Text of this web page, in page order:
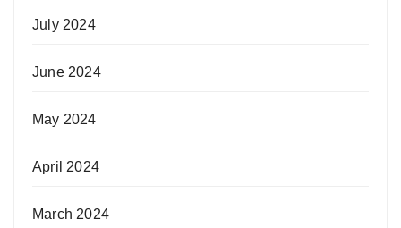
July 2024
June 2024
May 2024
April 2024
March 2024